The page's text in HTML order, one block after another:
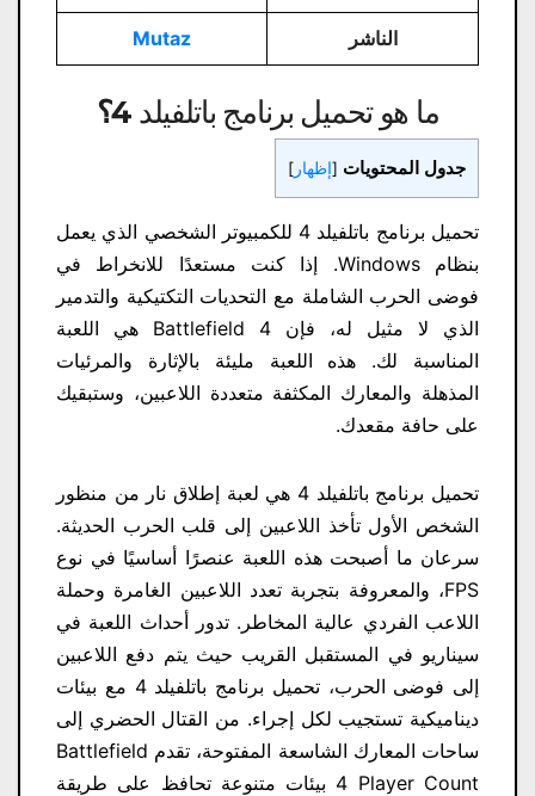
الناشر Mutaz
ما هو تحميل برنامج باتلفيلد 4 ؟
جدول المحتويات [إظهار ]
تحميل برنامج باتلفيلد 4 للكمبيوتر الشخصي الذي يعمل
بنظام Windows. إذا كنت مستعدًا للانخراط في
فوضى الحرب الشاملة مع التحديات التكتيكية والتدمير
الذي لا مثيل له، فإن Battlefield 4 هي اللعبة
المناسبة لك. هذه اللعبة مليئة بالإثارة والمرئيات
المذهلة والمعارك المكثفة متعددة اللاعبين، وستبقيك
على حافة مقعدك.
تحميل برنامج باتلفيلد 4 هي لعبة إطلاق نار من منظور
الشخص الأول تأخذ اللاعبين إلى قلب الحرب الحديثة.
سرعان ما أصبحت هذه اللعبة عنصرًا أساسيًا في نوع
FPS، والمعروفة بتجربة تعدد اللاعبين الغامرة وحملة
اللاعب الفردي عالية المخاطر. تدور أحداث اللعبة في
سيناريو في المستقبل القريب حيث يتم دفع اللاعبين
إلى فوضى الحرب، تحميل برنامج باتلفيلد 4 مع بيئات
ديناميكية تستجيب لكل إجراء. من القتال الحضري إلى
ساحات المعارك الشاسعة المفتوحة، تقدم Battlefield
4 Player Count​ بيئات متنوعة تحافظ على طريقة